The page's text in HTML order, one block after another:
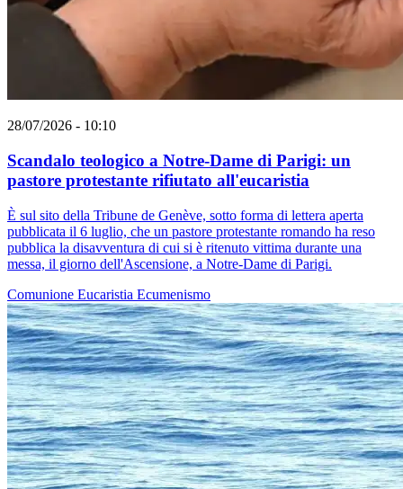
28/07/2026 - 10:10
Scandalo teologico a Notre-Dame di Parigi: un
pastore protestante rifiutato all'eucaristia
È sul sito della Tribune de Genève, sotto forma di lettera aperta
pubblicata il 6 luglio, che un pastore protestante romando ha reso
pubblica la disavventura di cui si è ritenuto vittima durante una
messa, il giorno dell'Ascensione, a Notre-Dame di Parigi.
Comunione Eucaristia Ecumenismo